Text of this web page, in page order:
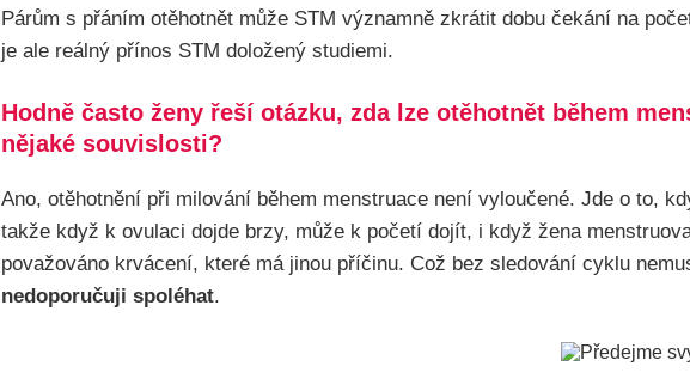
Párům s přáním otěhotnět může STM významně zkrátit dobu čekání na
je ale reálný přínos STM doložený studiemi.
Hodně často ženy řeší otázku, zda lze otěhotnět během
nějaké souvislosti?
Ano, otěhotnění při milování během menstruace není vyloučené. Jde o to,
takže když k ovulaci dojde brzy, může k početí dojít, i když žena
považováno krvácení, které má jinou příčinu. Což bez sledování cyklu
nedoporučuji spoléhat.